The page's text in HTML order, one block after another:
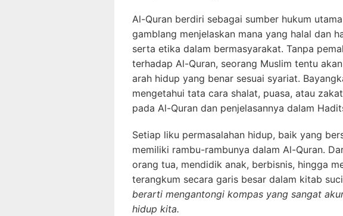
Al-Quran berdiri sebagai sumber hukum
gamblang menjelaskan mana yang halal dan
serta etika dalam bermasyarakat. Tanpa
terhadap Al-Quran, seorang Muslim tentu
arah hidup yang benar sesuai syariat.
mengetahui tata cara shalat, puasa, atau
pada Al-Quran dan penjelasannya dalam
Setiap liku permasalahan hidup, baik yang
memiliki rambu-rambunya dalam Al-Quran.
orang tua, mendidik anak, berbisnis, hingga
terangkum secara garis besar dalam kitab
berarti mengantongi kompas yang sangat
hidup kita.